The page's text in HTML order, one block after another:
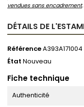
vendues sans encadrement.
DÉTAILS DE
RéférenceA393A171004
État Nouveau
Fiche technique
Authenticité